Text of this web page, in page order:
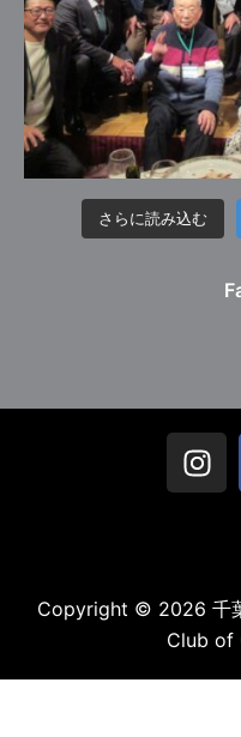
さらに読み込む
Copyright © 2026 千
Club of